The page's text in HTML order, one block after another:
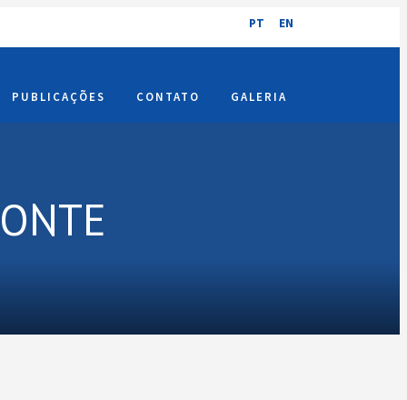
PT EN
PUBLICAÇÕES CONTATO GALERIA